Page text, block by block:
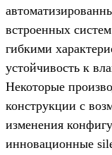
встроенных
гибкими
устойчивость к
Некоторые
конструкции с
изменения
инновационные